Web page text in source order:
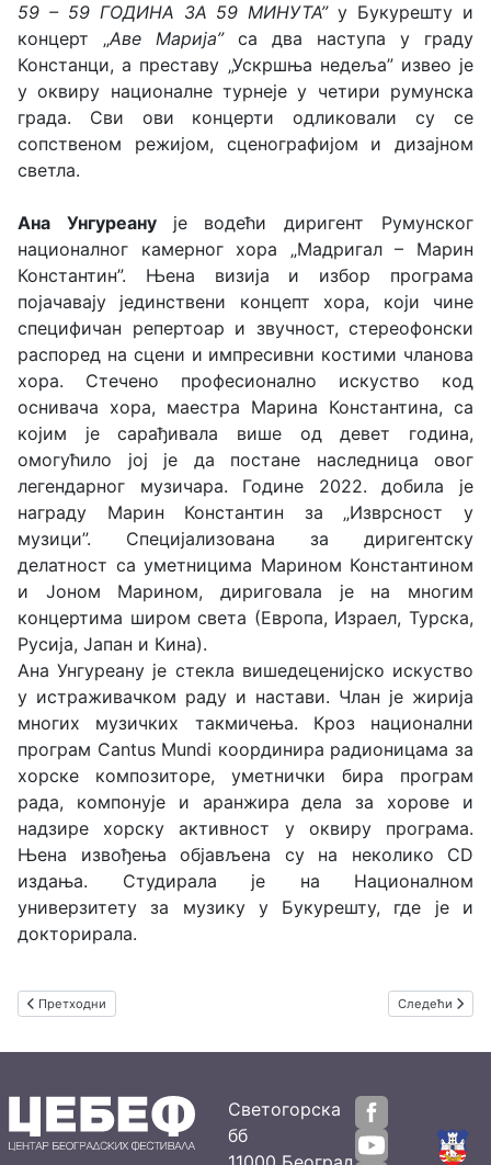
59 – 59 ГОДИНА ЗА 59 МИНУТА”у Букурешту и
концерт „Аве Марија”са два наступа у граду
Констанци, а преставу „Ускршња недеља” извео је
у оквиру националнe турнеје у четири румунска
града. Сви ови концерти одликовали су се
сопственом режијом, сценографијом и дизајном
светла.
Ана Унгуреану је водећи диригент Румунског
националног камерног хора „Мадригал – Марин
Константин”. Њена визија и избор програма
појачавају јединствени концепт хора, који чине
специфичан репертоар и звучност, стереофонски
распоред на сцени и импресивни костими чланова
хора. Стечено професионално искуство код
оснивача хора, маестра Марина Константина, са
којим је сарађивала више од девет година,
омогућило јој је да постане наследница овог
легендарног музичара. Године 2022. добила је
награду Марин Константин за „Изврсност у
музици”. Специјализована за диригентску
делатност са уметницима Марином Константином
и Јоном Марином, дириговала је на многим
концертима широм света (Европа, Израел, Турска,
Русија, Јапан и Кина).
Ана Унгуреану је стекла вишедеценијско искуство
у истраживачком раду и настави. Члан је жирија
многих музичких такмичења. Кроз национални
програм Cantus Mundi координира радионицама за
хорске композиторе, уметнички бира програм
рада, компонује и аранжира дела за хорове и
надзире хорску активност у оквиру програма.
Њена извођења објављена су на неколико CD
издања. Студирала је на Националном
универзитету за музику у Букурешту, где је и
докториралa.
Претходни чланак: Немања Станковић, виолончело, и Марино Форменти,
Претходни Следећи
Следећи
Светогорска
бб